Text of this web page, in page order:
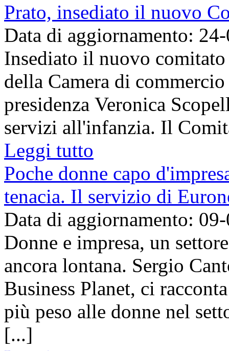
Prato, insediato il nuovo
Data di aggiornamento:
Insediato il nuovo
della Camera di
presidenza Veronica
servizi all'infanzia. Il
Leggi tutto
Poche donne capo
tenacia. Il servizio di
Data di aggiornamento:
Donne e impresa, un
ancora lontana. Sergio
Business Planet, ci
più peso alle donne nel
[...]